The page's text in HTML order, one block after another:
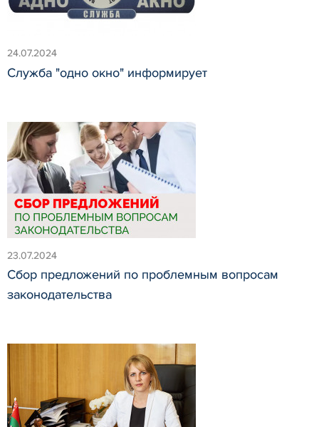
24.07.2024
Служба "одно окно" информирует
23.07.2024
Сбор предложений по проблемным вопросам
законодательства